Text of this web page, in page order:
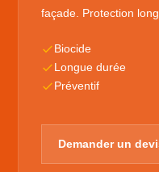
façade. Protection
Biocide
Longue durée
Préventif
Demander un